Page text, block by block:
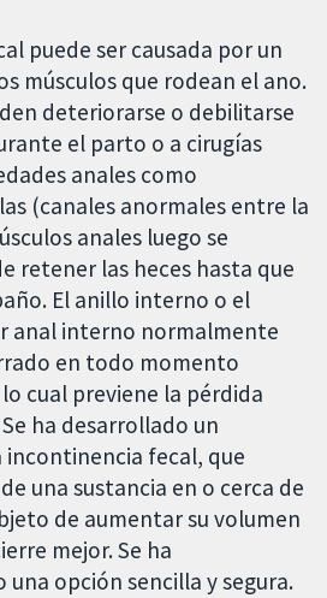
puede ser causada por un
músculos que rodean el ano.
deteriorarse o debilitarse
el parto o a cirugías
anales como
(canales anormales entre la
anales luego se
retener las heces hasta que
El anillo interno o el
anal interno normalmente
en todo momento
cual previene la pérdida
ha desarrollado un
fecal, que
una sustancia en o cerca de
de aumentar su volumen
mejor. Se ha
opción sencilla y segura.